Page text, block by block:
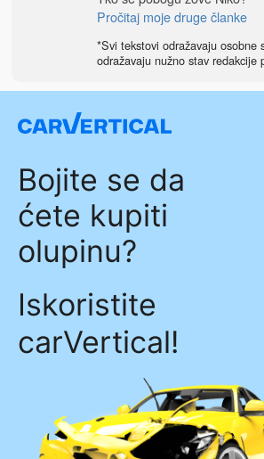
Pročitaj moje druge članke
*Svi tekstovi odražavaju osobne
odražavaju nužno stav redakcije